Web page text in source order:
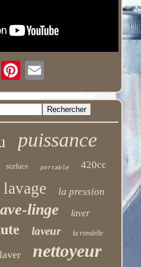
puissance
surface portable 420cc
lavage la pression
linge laver
laveur la rondelle
nettoyeur